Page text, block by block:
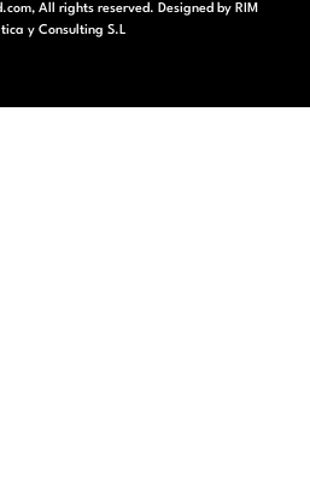
All rights reserved. Designed by RIM
y Consulting S.L